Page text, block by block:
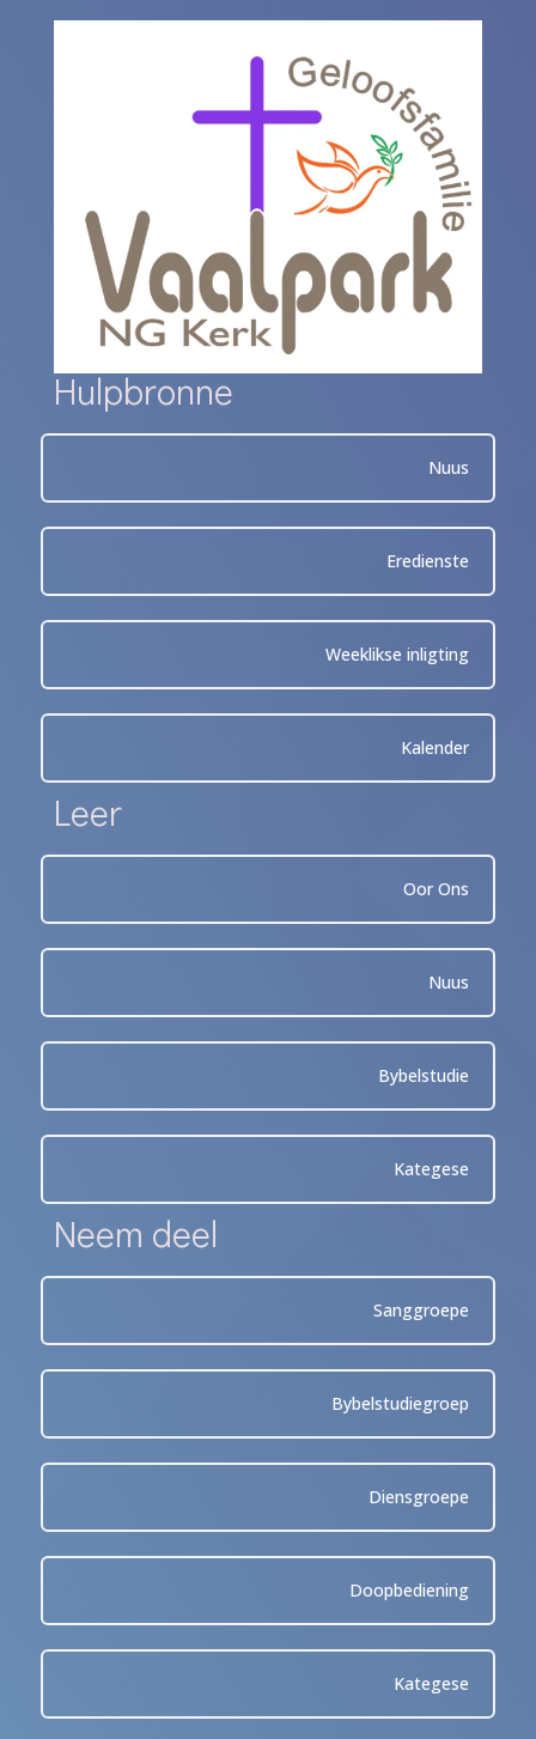
Hulpbronne
Nuus
Eredienste
Weeklikse inligting
Kalender
Leer
Oor Ons
Nuus
Bybelstudie
Kategese
Neem deel
Sanggroepe
Bybelstudiegroep
Diensgroepe
Doopbediening
Kategese